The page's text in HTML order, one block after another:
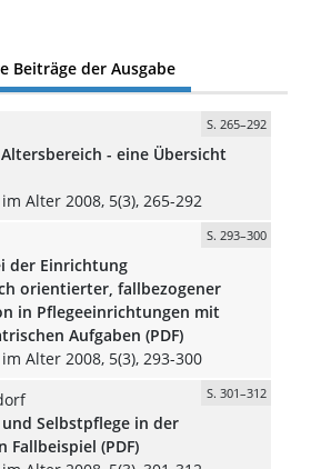
Beiträge der Ausgabe
S. 265–292
- eine Übersicht
Alter 2008, 5(3), 265-292
S. 293–300
der Einrichtung
orientierter, fallbezogener
in Pflegeeinrichtungen mit
Aufgaben (PDF)
Alter 2008, 5(3), 293-300
S. 301–312
Selbstpflege in der
Fallbeispiel (PDF)